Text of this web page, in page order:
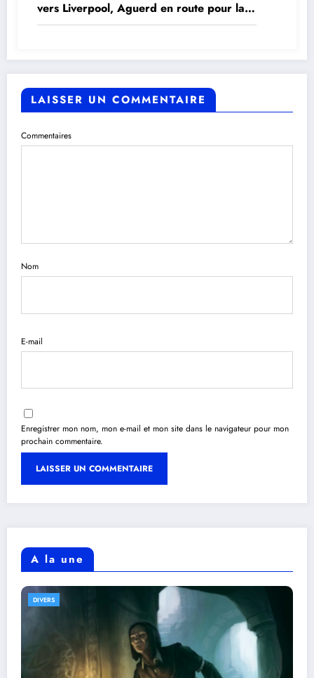
vers Liverpool, Aguerd en route pour la
Real Sociedad – les dernières nouvelles
LAISSER UN COMMENTAIRE
Commentaires
Nom
E-mail
Enregistrer mon nom, mon e-mail et mon site dans le navigateur pour mon
prochain commentaire.
A la une